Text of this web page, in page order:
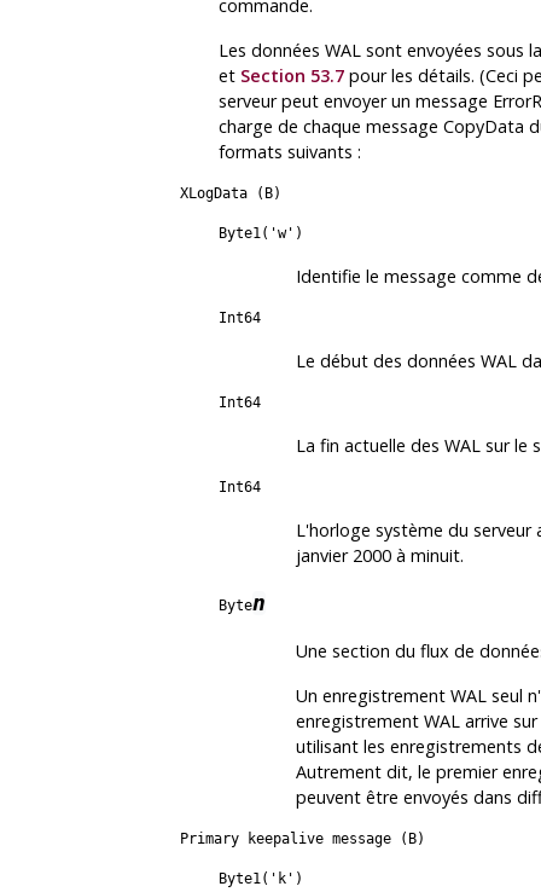
commande.
Les données WAL sont envoyées sous
et Section 53.7pour les détails. (Ceci
serveur peut envoyer un message
charge de chaque message CopyData
formats suivants :
XLogData (B)
Byte1('w')
Identifie le message comme
Int64
Le début des données WAL
Int64
La fin actuelle des WAL sur le
Int64
L'horloge système du
janvier 2000 à minuit.
Byten
Une section du flux de
Un enregistrement WAL seul
enregistrement WAL arrive
utilisant les enregistrements
Autrement dit, le premier
peuvent être envoyés dans
Primary keepalive message (B)
Byte1('k')